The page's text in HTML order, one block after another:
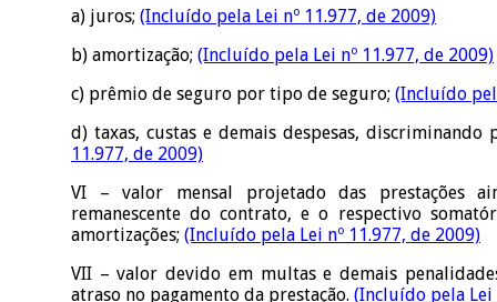
a) juros; (Incluído pela Lei nº 11.977, de 2009)
b) amortização; (Incluído pela Lei nº 11.977, de 2009)
c) prêmio de seguro por tipo de seguro; (Incluído
d) taxas, custas e demais despesas,
11.977, de 2009)
VI – valor mensal projetado das prestações
remanescente do contrato, e o respectivo
amortizações; (Incluído pela Lei nº 11.977, de 2009)
VII – valor devido em multas e demais
atraso no pagamento da prestação. (Incluído pela Lei